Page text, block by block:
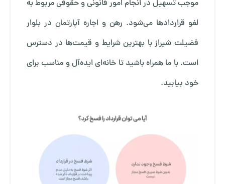
موجب تسهیل در انجام امور قانونی و حقوقی مربوط به
لغو قراردادها می‌شود. رهن و اجاره آپارتمان در بلوار
فضیلت شیرازبا بهترین شرایط و قیمت‌ها در دسترس
است. با ما همراه باشید تا خانه‌ای ایده‌آل و مناسب برای
خود بیابید.